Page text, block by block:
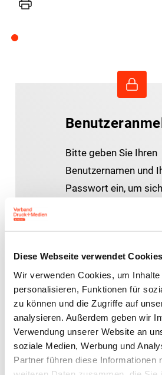
Diese Webseite verwendet Cookies
Wir verwenden Cookies, um
personalisieren, Funktionen für
zu können und die Zugriffe auf
analysieren. Außerdem geben wir
Verwendung unserer Website an
soziale Medien, Werbung und
Partner führen diese Informationen
Drucker
Bitte geben Sie Ihren
Benutzernamen und
Passwort ein, um
Passwort: